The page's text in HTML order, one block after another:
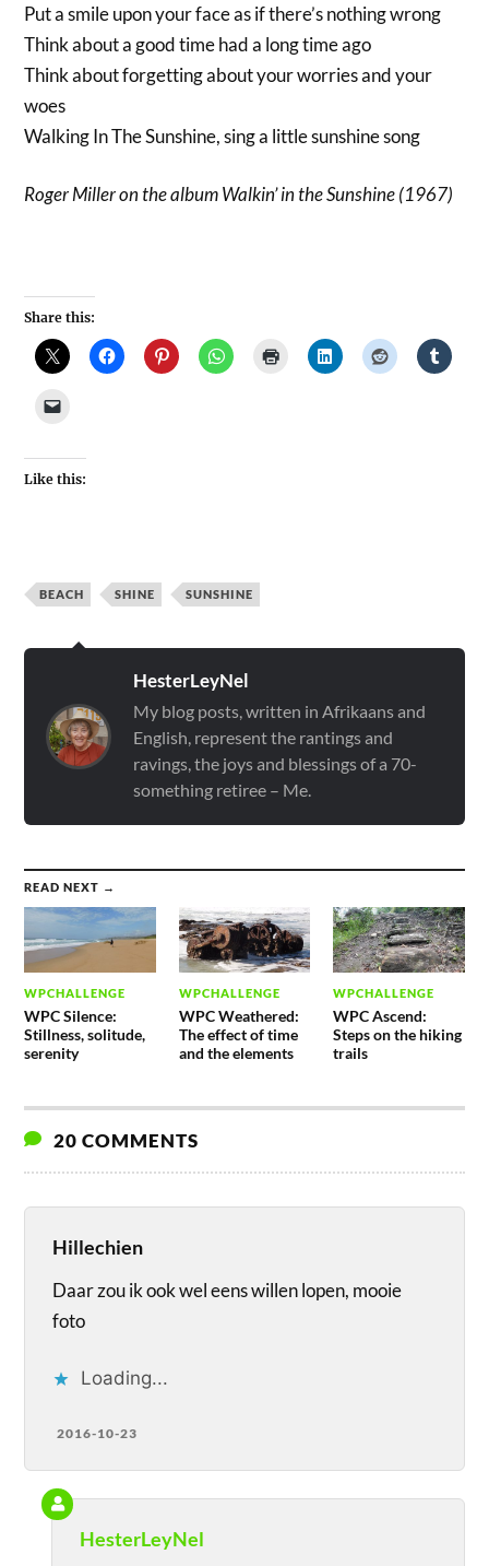
Put a smile upon your face as if there’s nothing wrong
Think about a good time had a long time ago
Think about forgetting about your worries and your
woes
Walking In The Sunshine, sing a little sunshine song
Roger Miller on the album Walkin’ in the Sunshine (1967)
Share this:
Like this:
BEACH SHINE SUNSHINE
HesterLeyNel
My blog posts, written in Afrikaans and
English, represent the rantings and
ravings, the joys and blessings of a 70-
something retiree – Me.
READ NEXT →
WPCHALLENGE
WPC Silence:
Stillness, solitude,
serenity
WPCHALLENGE
WPC Weathered:
The effect of time
and the elements
WPCHALLENGE
WPC Ascend:
Steps on the hiking
trails
20 COMMENTS
Hillechien
Daar zou ik ook wel eens willen lopen, mooie
foto
Loading...
2016-10-23
HesterLeyNel